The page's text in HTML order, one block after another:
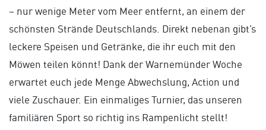
– nur wenige Meter vom Meer entfernt, an einem der
schönsten Strände Deutschlands. Direkt nebenan gibt’s
leckere Speisen und Getränke, die ihr euch mit den
Möwen teilen könnt! Dank der Warnemünder Woche
erwartet euch jede Menge Abwechslung, Action und
viele Zuschauer. Ein einmaliges Turnier, das unseren
familiären Sport so richtig ins Rampenlicht stellt!